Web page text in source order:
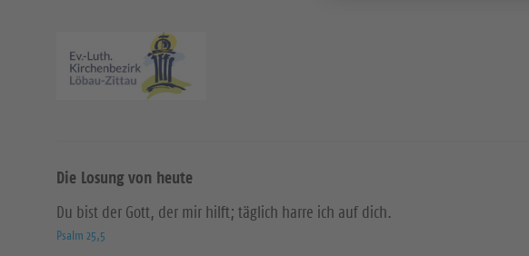
Die Losung von heute
Du bist der Gott, der mir hilft; täglich harre ich auf dich.
Psalm 25,5